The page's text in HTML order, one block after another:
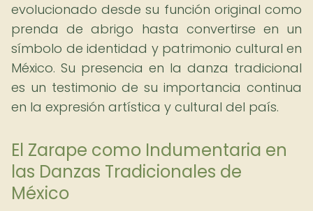
evolucionado desde su función original como
prenda de abrigo hasta convertirse en un
símbolo de identidad y patrimonio cultural en
México. Su presencia en la danza tradicional
es un testimonio de su importancia continua
en la expresión artística y cultural del país.
El Zarape como Indumentaria en
las Danzas Tradicionales de
México